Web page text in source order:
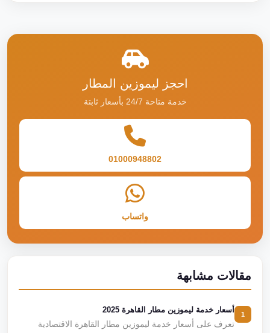
احجز ليموزين المطار
خدمة متاحة 24/7 بأسعار ثابتة
01000948802
واتساب
مقالات مشابهة
أسعار خدمة ليموزين مطار القاهرة 2025
تعرف على أسعار خدمة ليموزين مطار القاهرة الاقتصادية